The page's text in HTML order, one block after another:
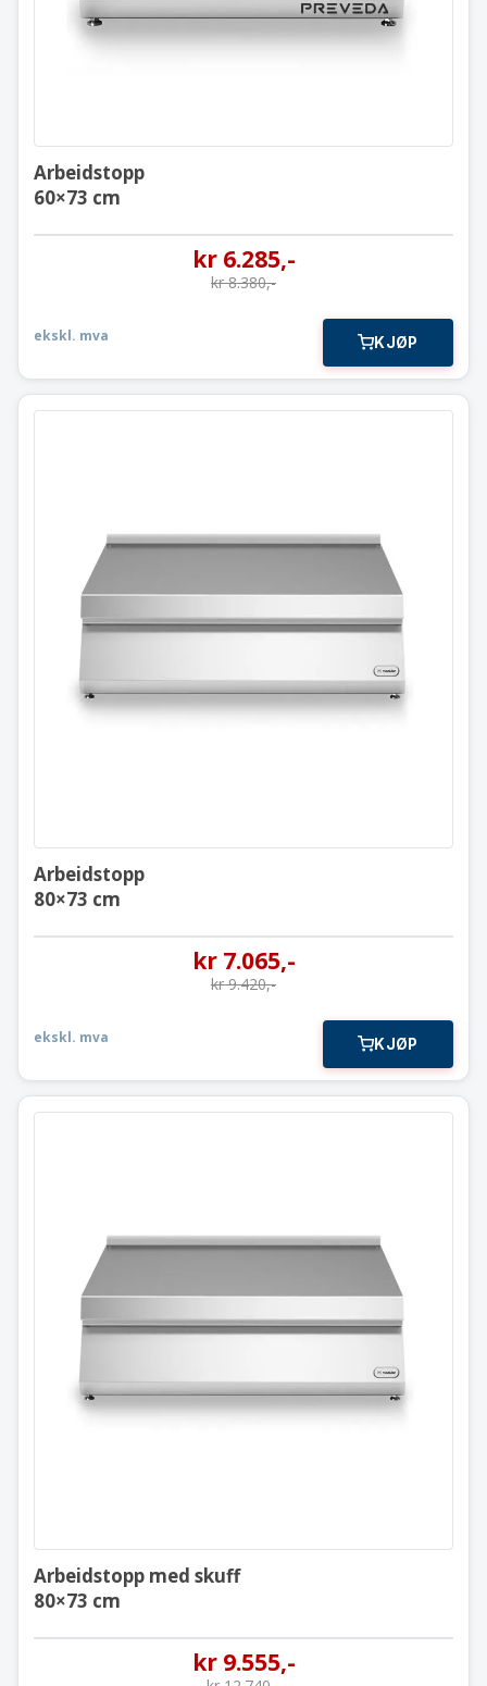
Arbeidstopp
60×73 cm
kr6.285,-
kr8.380,-
ekskl. mva KJØP
Arbeidstopp
80×73 cm
kr7.065,-
kr9.420,-
ekskl. mva KJØP
Arbeidstopp med skuff
80×73 cm
kr9.555,-